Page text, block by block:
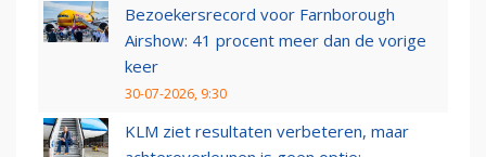
Bezoekersrecord voor Farnborough
Airshow: 41 procent meer dan de vorige
keer
30-07-2026, 9:30
KLM ziet resultaten verbeteren, maar